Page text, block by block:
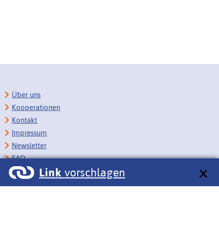
Link vorschlagen
Über uns
Kooperationen
Kontakt
Impressum
Newsletter
FAQ
Copyright